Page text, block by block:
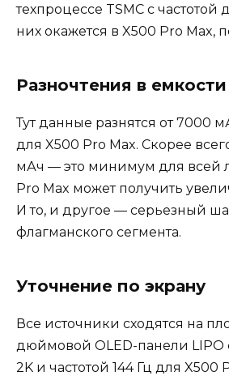
техпроцессе TSMC с частотой
них окажется в X500 Pro Max,
Разночтения в
Тут данные разнятся от 7000
для X500 Pro Max. Скорее
мАч — это минимум для всей
Pro Max может получить
И то, и другое — серьезный
флагманского сегмента.
Уточнение по экрану
Все источники сходятся на
дюймовой OLED-панели LIPO
2K и частотой 144 Гц для X500